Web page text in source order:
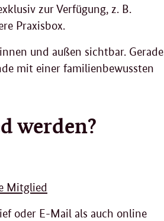
zur Verfügung, z. B.
Praxisbox.
und außen sichtbar. Gerade
mit einer familienbewussten
werden?
Mitglied
oder E-Mail als auch online